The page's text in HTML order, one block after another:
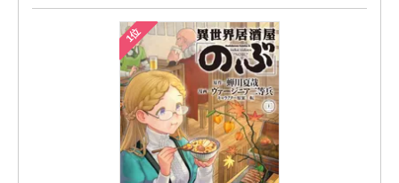
1位